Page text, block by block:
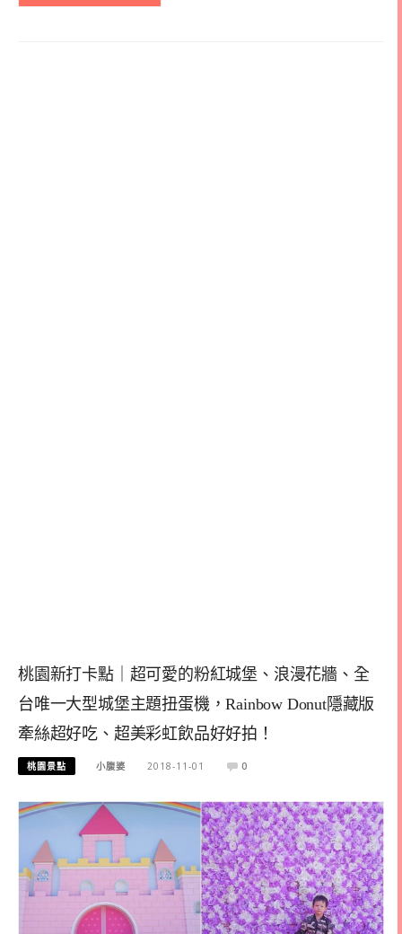
桃園新打卡點｜超可愛的粉紅城堡、浪漫花牆、全
台唯一大型城堡主題扭蛋機，Rainbow Donut隱藏版
牽絲超好吃、超美彩虹飲品好好拍！
桃園景點 小腹婆 2018-11-01 0